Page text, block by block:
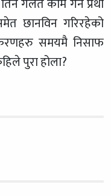
गलतै काम गर्ने प्रथा
छानविन गरिरहेको
समयमै निसाफ
पुरा होला?